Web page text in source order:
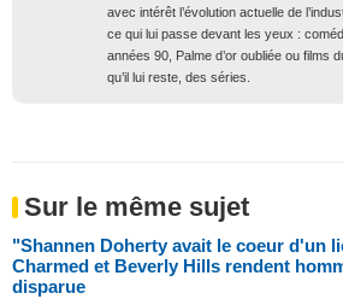
avec intérêt l’évolution actuelle de
ce qui lui passe devant les yeux :
années 90, Palme d’or oubliée ou films
qu’il lui reste, des séries.
Sur le même sujet
"Shannen Doherty avait le coeur d'un
Charmed et Beverly Hills rendent
disparue